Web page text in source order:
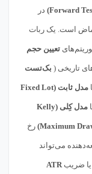
در
است. یک ربات
تعیین حجم
تاریخی ( بک‌تست
مدل ثابت (Fixed Lot
مدل کِلی (Kelly
رخ
می‌تواند
یا ضریبATR